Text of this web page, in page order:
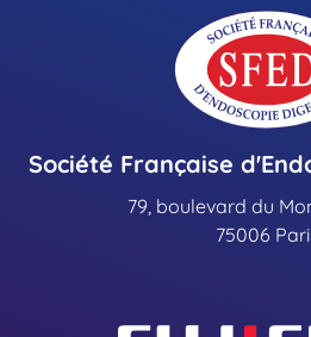
Société Française
79, boulevard du
75006